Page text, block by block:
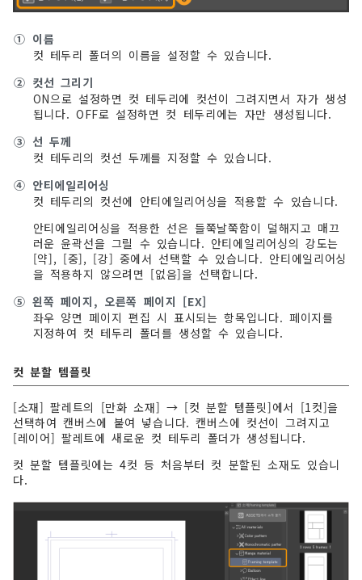
① 이름
컷 테두리 폴더의 이름을 설정할 수 있습니다.
② 컷선 그리기
ON으로 설정하면 컷 테두리에 컷선이 그려지면서 자가 생성
됩니다. OFF로 설정하면 컷 테두리에는 자만 생성됩니다.
③ 선 두께
컷 테두리의 컷선 두께를 지정할 수 있습니다.
④ 안티에일리어싱
컷 테두리의 컷선에 안티에일리어싱을 적용할 수 있습니다.
안티에일리어싱을 적용한 선은 들쭉날쭉함이 덜해지고 매끄
러운 윤곽선을 그릴 수 있습니다. 안티에일리어싱의 강도는
[약], [중], [강] 중에서 선택할 수 있습니다. 안티에일리어싱
을 적용하지 않으려면 [없음]을 선택합니다.
⑤ 왼쪽 페이지, 오른쪽 페이지 [EX]
좌우 양면 페이지 편집 시 표시되는 항목입니다. 페이지를
지정하여 컷 테두리 폴더를 생성할 수 있습니다.
컷 분할 템플릿
[소재] 팔레트의 [만화 소재] → [컷 분할 템플릿]에서 [1컷]을
선택하여 캔버스에 붙여 넣습니다. 캔버스에 컷선이 그려지고
[레이어] 팔레트에 새로운 컷 테두리 폴더가 생성됩니다.
컷 분할 템플릿에는 4컷 등 처음부터 컷 분할된 소재도 있습니
다.